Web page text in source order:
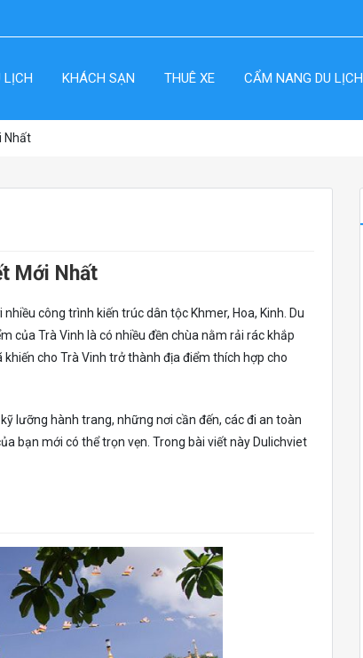
LỊCH KHÁCH SẠN THUÊ XE CẨM NANG DU LỊCH
Nhất
Mới Nhất
công trình kiến trúc dân tộc Khmer, Hoa, Kinh. Du
của Trà Vinh là có nhiều đền chùa nằm rải rác khắp
cho Trà Vinh trở thành địa điểm thích hợp cho
lưỡng hành trang, những nơi cần đến, các đi an toàn
bạn mới có thể trọn vẹn. Trong bài viết này Dulichviet